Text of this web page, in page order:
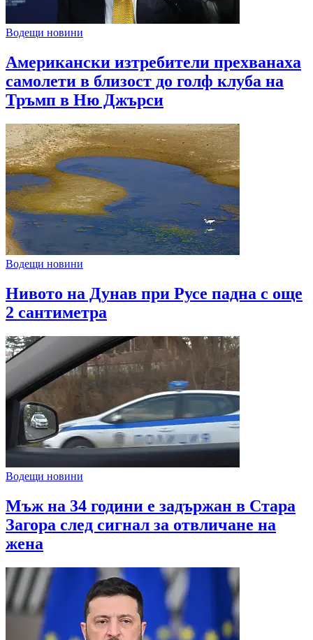
Водещи новини
Американски изтребители прехванаха
самолети в близост до голф клуба на
Тръмп в Ню Джърси
Водещи новини
Нивото на Дунав при Русе падна с още
2 сантиметра
Водещи новини
Мъж на 34 години е задържан в Стара
Загора след сигнал за отвличане на
жена